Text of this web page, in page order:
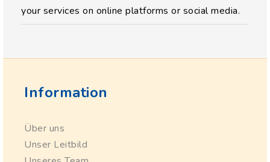
your services on online platforms or social media.
Information
Über uns
Unser Leitbild